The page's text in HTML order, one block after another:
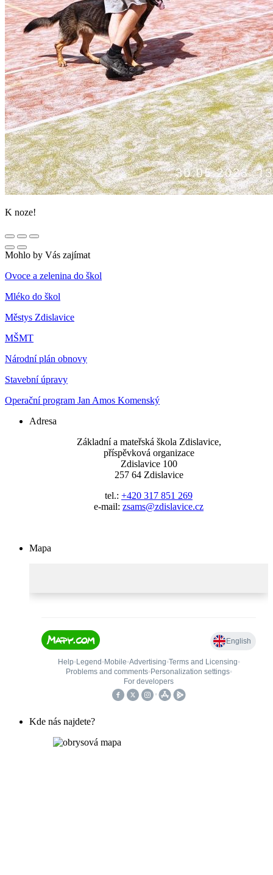
K noze!
Mohlo by Vás zajímat
Ovoce a zelenina do škol
Mléko do škol
Městys Zdislavice
MŠMT
Národní plán obnovy
Stavební úpravy
Operační program Jan Amos Komenský
Adresa
Základní a mateřská škola Zdislavice,
příspěvková organizace
Zdislavice 100
257 64 Zdislavice
tel.: +420 317 851 269
e-mail: zsams@zdislavice.cz
Mapa
Kde nás najdete?